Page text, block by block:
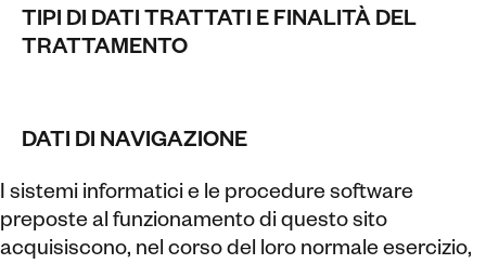
TIPI DI DATI TRATTATI E FINALITÀ DEL
TRATTAMENTO
DATI DI NAVIGAZIONE
I sistemi informatici e le procedure software
preposte al funzionamento di questo sito
acquisiscono, nel corso del loro normale esercizio,